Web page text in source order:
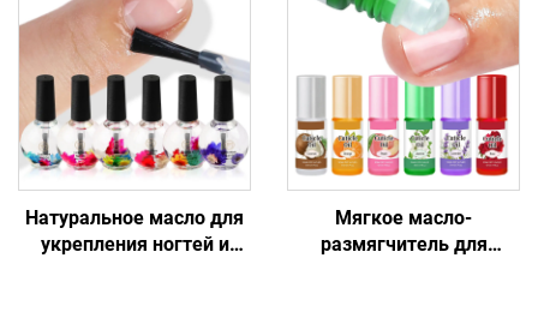
Натуральное масло для
укрепления ногтей и
Мягкое масло-
размягчитель для